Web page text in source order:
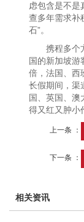
虑包含是不是
查多年需求补
石”。
携程多个方
国的新加坡游
倍，法国、西
长假期间，渠
国、英国、澳
得又红又肿小
上一条 ：
下一条 ：
相关资讯